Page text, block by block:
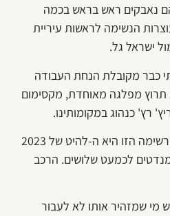
נאבקים ראש בראש בכמה
הנשימה לראשות עיריית
ישראל גל.
כבר מקובלת הנחת העבודה
תרוץ מפלגה מאוחדת, מקסימום
רץ' כנהוג במקומותינו.
איך זה קרה, בעצם? הרי הרשימה הזו היא ה-להיט של 2023
לכמעט שלושים. הרכב
מי שמזהיר אותו לא לעבור